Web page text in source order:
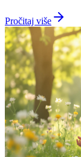
Pročitaj više